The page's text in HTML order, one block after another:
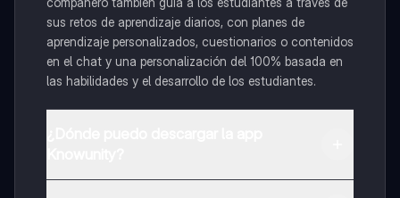
sus retos de aprendizaje diarios, con planes de
aprendizaje personalizados, cuestionarios o contenidos
en el chat y una personalización del 100% basada en
las habilidades y el desarrollo de los estudiantes.